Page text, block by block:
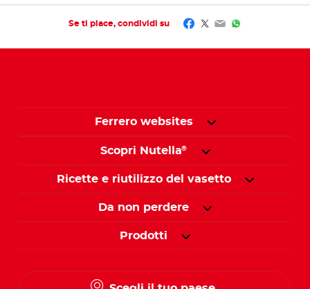
Se ti piace, condividi su Facebook
Twitter
EmailWhatsApp
Ferrero websites
Scopri Nutella®
Ricette e riutilizzo del vasetto
Da non perdere
Prodotti